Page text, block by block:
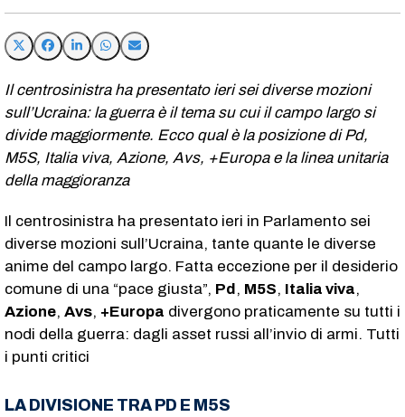
Il centrosinistra ha presentato ieri sei diverse mozioni
sull’Ucraina: la guerra è il tema su cui il campo largo si
divide maggiormente. Ecco qual è la posizione di Pd,
M5S, Italia viva, Azione, Avs, +Europa e la linea unitaria
della maggioranza
Il centrosinistra ha presentato ieri in Parlamento sei
diverse mozioni sull’Ucraina, tante quante le diverse
anime del campo largo. Fatta eccezione per il desiderio
comune di una “pace giusta”, Pd, M5S, Italia viva,
Azione, Avs, +Europa divergono praticamente su tutti i
nodi della guerra: dagli asset russi all’invio di armi. Tutti
i punti critici
LA DIVISIONE TRA PD E M5S